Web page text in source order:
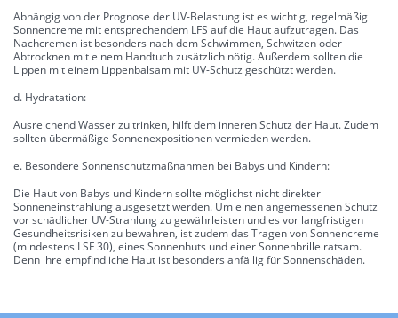
Abhängig von der Prognose der UV-Belastung ist es wichtig, regelmäßig
Sonnencreme mit entsprechendem LFS auf die Haut aufzutragen. Das
Nachcremen ist besonders nach dem Schwimmen, Schwitzen oder
Abtrocknen mit einem Handtuch zusätzlich nötig. Außerdem sollten die
Lippen mit einem Lippenbalsam mit UV-Schutz geschützt werden.
d. Hydratation:
Ausreichend Wasser zu trinken, hilft dem inneren Schutz der Haut. Zudem
sollten übermäßige Sonnenexpositionen vermieden werden.
e. Besondere Sonnenschutzmaßnahmen bei Babys und Kindern:
Die Haut von Babys und Kindern sollte möglichst nicht direkter
Sonneneinstrahlung ausgesetzt werden. Um einen angemessenen Schutz
vor schädlicher UV-Strahlung zu gewährleisten und es vor langfristigen
Gesundheitsrisiken zu bewahren, ist zudem das Tragen von Sonnencreme
(mindestens LSF 30), eines Sonnenhuts und einer Sonnenbrille ratsam.
Denn ihre empfindliche Haut ist besonders anfällig für Sonnenschäden.